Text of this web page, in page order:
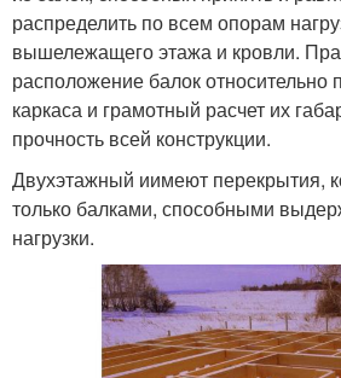
распределить по всем опорам
вышележащего этажа и кровли.
расположение балок относительно
каркаса и грамотный расчет их
прочность всей конструкции.
Двухэтажный иимеют перекрытия,
только балками, способными
нагрузки.